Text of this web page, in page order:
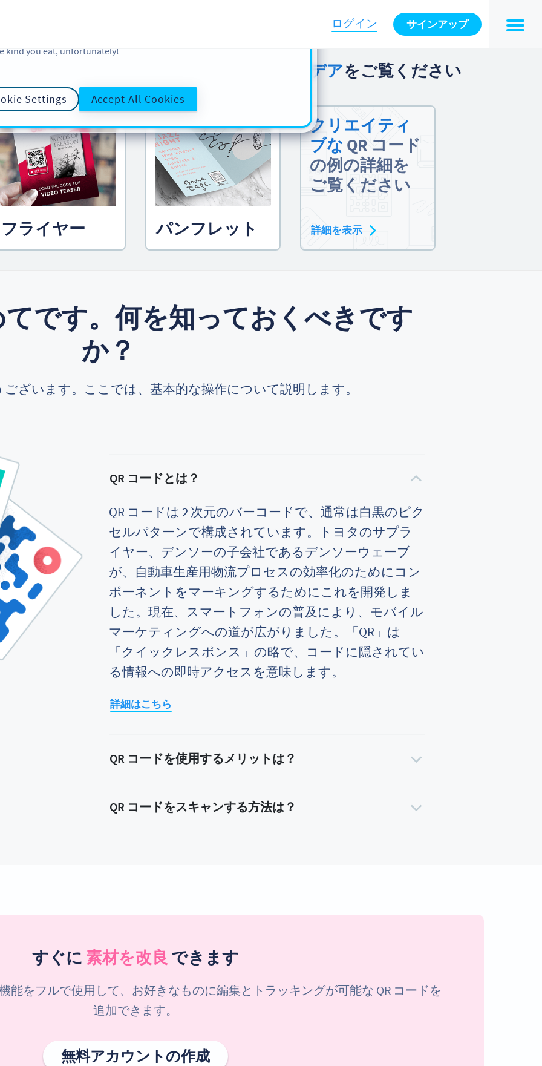
ログイン サインアップ
クリエイティブな QR コードのアイデアをご覧ください
フライヤー パンフレット
クリエイティ
ブな QR コード
の例の詳細を
ご覧ください
詳細を表示
てです。何を知っておくべきです
か？
ざいます。ここでは、基本的な操作について説明します。
QR コードとは？
QR コードは 2 次元のバーコードで、通常は白黒のピク
セルパターンで構成されています。トヨタのサプラ
イヤー、デンソーの子会社であるデンソーウェーブ
が、自動車生産用物流プロセスの効率化のためにコン
ポーネントをマーキングするためにこれを開発しま
した。現在、スマートフォンの普及により、モバイル
マーケティングへの道が広がりました。「QR」は
「クイックレスポンス」の略で、コードに隠されてい
る情報への即時アクセスを意味します。
詳細はこちら
QR コードを使用するメリットは？
QR コードをスキャンする方法は？
すぐに 素材を改良 できます
能をフルで使用して、お好きなものに編集とトラッキングが可能な QR コードを
追加できます。
無料アカウントの作成
kind you eat, unfortunately!
Settings Accept All Cookies